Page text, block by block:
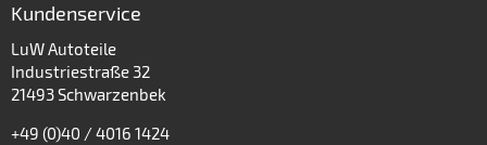
Kundenservice
LuW Autoteile
Industriestraße 32
21493 Schwarzenbek
+49 (0)40 / 4016 1424